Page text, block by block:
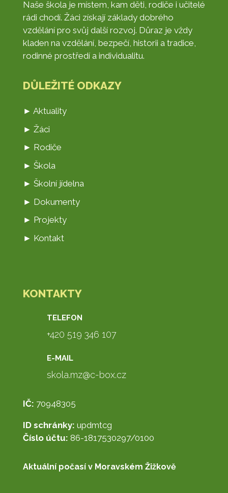
Naše škola je místem, kam děti, rodiče i učitelé
rádi chodí. Žáci získají základy dobrého
vzdělání pro svůj další rozvoj. Důraz je vždy
kladen na vzdělání, bezpečí, historii a tradice,
rodinné prostředí a individualitu.
DŮLEŽITÉ ODKAZY
► Aktuality
► Žáci
► Rodiče
► Škola
► Školní jídelna
► Dokumenty
► Projekty
► Kontakt
KONTAKTY
TELEFON
+420 519 346 107
E-MAIL
skola.mz@c-box.cz
IČ: 70948305
ID schránky: updmtcg
Číslo účtu: 86-1817530297/0100
Aktuální počasí v Moravském Žižkově